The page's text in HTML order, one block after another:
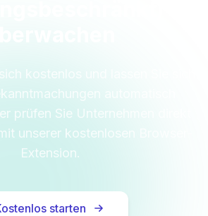
kostenlos und lassen Sie sich
automatisch
prüfen Sie Unternehmen direkt
unserer kostenlosen Browser-
Extension.
starten